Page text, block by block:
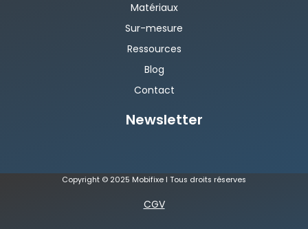
Matériaux
Sur-mesure
Ressources
Blog
Contact
Newsletter
Copyright © 2025 Mobifixe I Tous droits réserves
CGV